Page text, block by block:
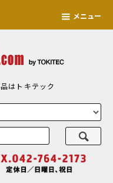
メニュー
はトキテック